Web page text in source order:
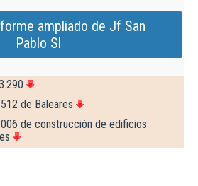
ampliado de Jf San
Pablo Sl
de Baleares
de construcción de edificios